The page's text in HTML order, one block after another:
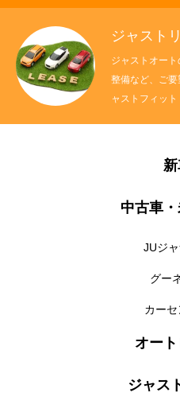
ジャスト
ジャストオー
整備など、ご
ャストフィット
中古車
JUジ
グー
カー
オー
ジャス